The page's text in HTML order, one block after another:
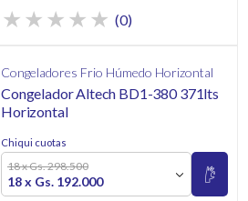
(0)
Congeladores Frio Húmedo Horizontal
Congelador Altech BD1-380 371lts
Horizontal
Chiqui cuotas
18 x Gs. 298.500
18 x Gs. 192.000